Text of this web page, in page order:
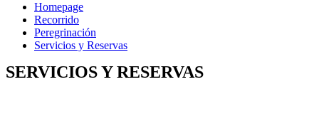
Homepage
Recorrido
Peregrinación
Servicios y Reservas
SERVICIOS Y RESERVAS